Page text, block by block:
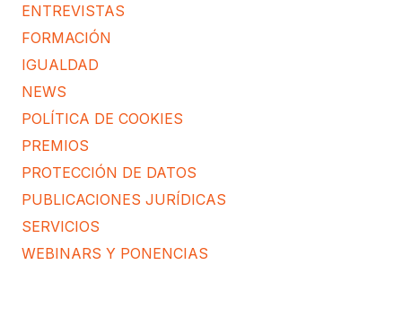
ENTREVISTAS
FORMACIÓN
IGUALDAD
NEWS
POLÍTICA DE COOKIES
PREMIOS
PROTECCIÓN DE DATOS
PUBLICACIONES JURÍDICAS
SERVICIOS
WEBINARS Y PONENCIAS